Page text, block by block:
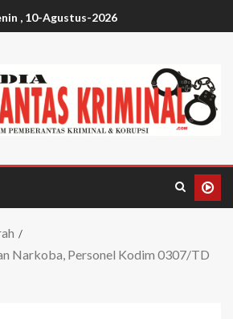
, 10-Agustus-2026
Narkoba, Personel Kodim 0307/TD